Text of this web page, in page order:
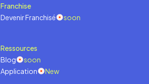
Franchise
Devenir Franchisé
soon
Ressources
Blog
soon
Application
New